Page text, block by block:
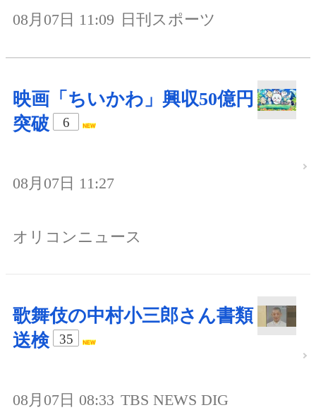
08月07日 11:09 日刊スポーツ
映画「ちいかわ」興収50億円
突破
6
08月07日 11:27
オリコンニュース
歌舞伎の中村小三郎さん書類
送検
35
08月07日 08:33 TBS NEWS DIG